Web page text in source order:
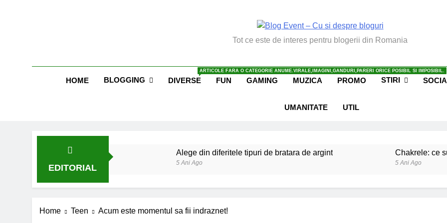
Blog Event – Cu Si Despre
Tot ce este de interes pentru blogerii din Romania
HOME BLOGGING DIVERSE
ARTICOLE FARA O CATEGORIE ANUME.VIRALE,IMAGINI,GANDURI,PARERI ORICE POSIBIL SI IMPOSIBIL.
FUN GAMING MUZICA PROMO STIRI
UMANITATE UTIL
EDITORIAL
Alege din diferitele tipuri de bratara de argint
5 Ani Ago
Chakrele: ce
5 Ani Ago
6 Ani Ago 6 Ani Ago
6 Ani Ago
Home Teen Acum este momentul sa fii indraznet!